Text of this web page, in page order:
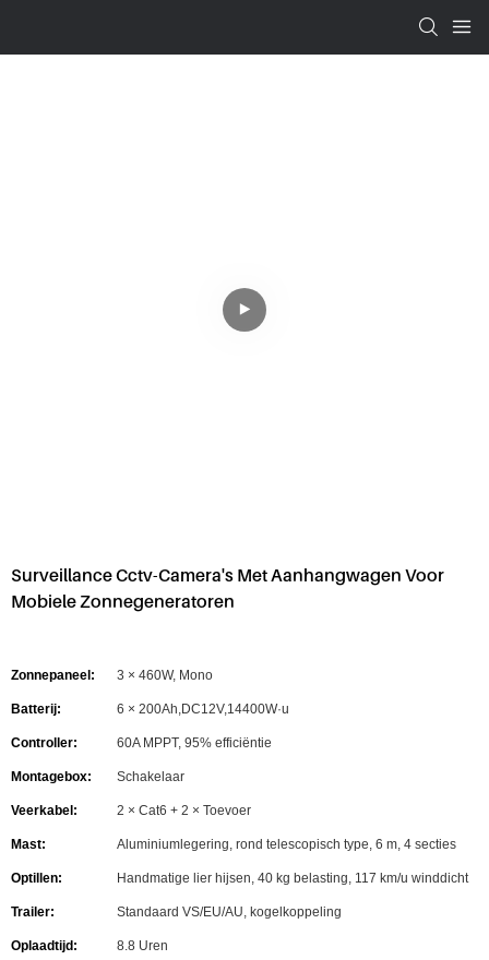
Surveillance Cctv-Camera's Met Aanhangwagen Voor
Mobiele Zonnegeneratoren
Zonnepaneel: 3 × 460W, Mono
Batterij: 6 × 200Ah,DC12V,14400W·u
Controller: 60A MPPT, 95% efficiëntie
Montagebox: Schakelaar
Veerkabel: 2 × Cat6 + 2 × Toevoer
Mast: Aluminiumlegering, rond telescopisch type, 6 m, 4 secties
Optillen: Handmatige lier hijsen, 40 kg belasting, 117 km/u winddicht
Trailer: Standaard VS/EU/AU, kogelkoppeling
Oplaadtijd: 8.8 Uren